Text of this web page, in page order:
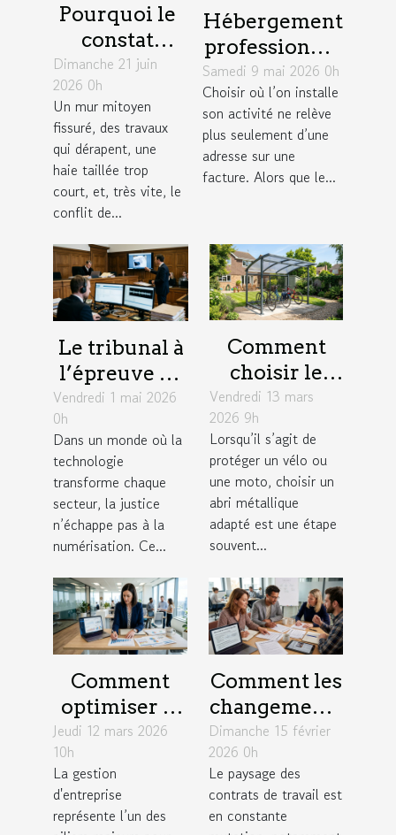
Pourquoi le
constat
d’huissier
change la
donne dans
un litige
entre
voisins
Dimanche 21 juin
2026 0h
Un mur mitoyen
fissuré, des travaux
qui dérapent, une
haie taillée trop
court, et, très vite, le
conflit de...
Hébergement
professionnel
: un levier
insoupçonné
pour élargir
son réseau
Samedi 9 mai 2026 0h
Choisir où l’on installe
son activité ne relève
plus seulement d’une
adresse sur une
facture. Alors que le...
Le tribunal à
l’épreuve de
la
numérisation
: enjeux
concrets
Vendredi 1 mai 2026
0h
Dans un monde où la
technologie
transforme chaque
secteur, la justice
n’échappe pas à la
numérisation. Ce...
Comment
choisir le
meilleur abri
métallique
pour votre
vélo ou moto
?
Vendredi 13 mars
2026 9h
Lorsqu’il s’agit de
protéger un vélo ou
une moto, choisir un
abri métallique
adapté est une étape
souvent...
Comment
optimiser la
gestion
d'entreprise
pour une
croissance
Jeudi 12 mars 2026
10h
La gestion
d'entreprise
représente l’un des
Comment les
changements
législatifs de
2026
influencent-
ils les
Dimanche 15 février
2026 0h
Le paysage des
contrats de travail est
en constante